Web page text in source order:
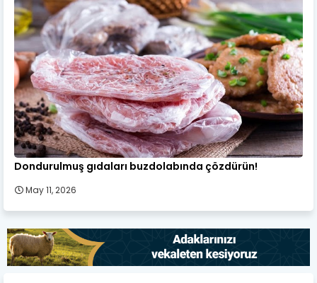
Dondurulmuş gıdaları buzdolabında çözdürün!
May 11, 2026